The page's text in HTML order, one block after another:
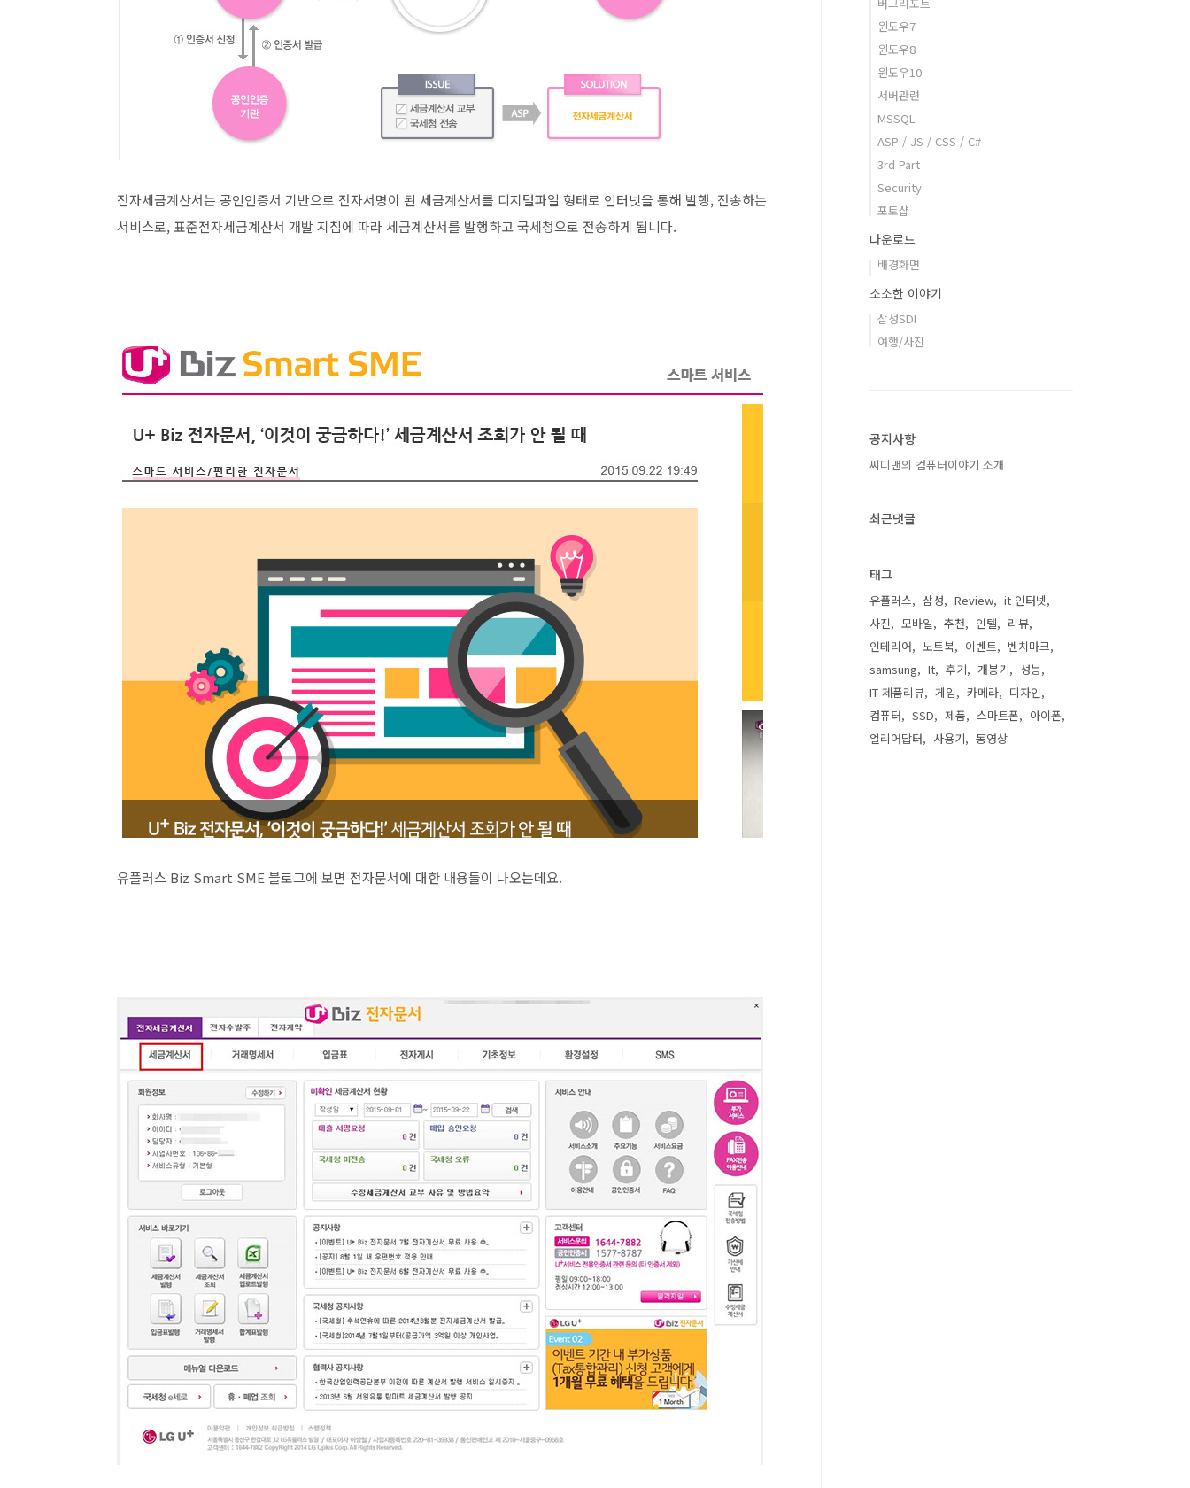
전자세금계산서는 공인인증서 기반으로 전자서명이 된 세금계산서를 디지털파일 형태로 인터넷을 통해 발행, 전송하는
서비스로, 표준전자세금계산서 개발 지침에 따라 세금계산서를 발행하고 국세청으로 전송하게 됩니다.
유플러스 Biz Smart SME 블로그에 보면 전자문서에 대한 내용들이 나오는데요.
윈도우7
윈도우8
윈도우10
서버관련
MSSQL
ASP / JS / CSS / C#
3rd Part
Security
포토샵
다운로드
배경화면
소소한 이야기
삼성SDI
여행/사진
공지사항
씨디맨의 컴퓨터이야기 소개
최근댓글
태그
유플러스 삼성 Review
it 인터넷
사진
모바일 추천 인텔
리뷰
인테리어
노트북 이벤트
벤치마크
samsung
It 후기 개봉기
성능
IT 제품리뷰
게임 카메라
디자인
컴퓨터
SSD 제품 스마트폰
아이폰
얼리어답터
사용기 동영상